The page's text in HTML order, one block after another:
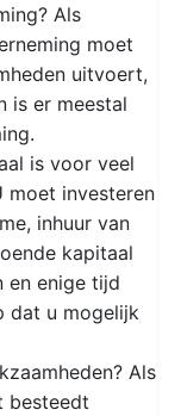
Als
moet
uitvoert,
is er meestal
is voor veel
moet investeren
inhuur van
kapitaal
en enige tijd
dat u mogelijk
Als
besteedt